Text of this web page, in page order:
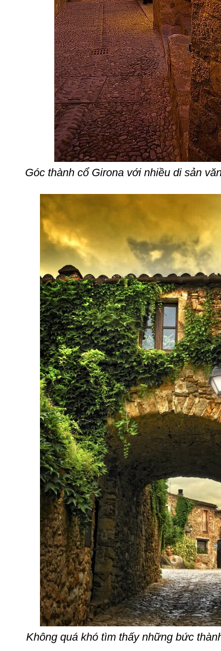
Góc thành cổ Girona với nhiều di sản
Không quá khó tìm thấy những bức